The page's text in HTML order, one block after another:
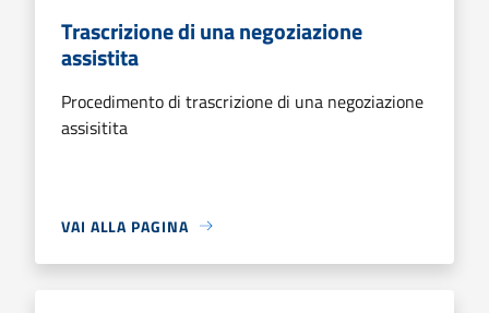
Trascrizione di una negoziazione
assistita
Procedimento di trascrizione di una negoziazione
assisitita
VAI ALLA PAGINA